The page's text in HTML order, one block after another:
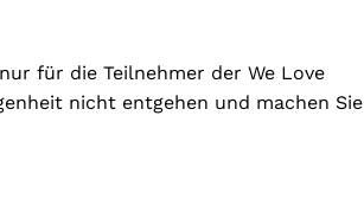
für die Teilnehmer der We Love
nicht entgehen und machen Sie